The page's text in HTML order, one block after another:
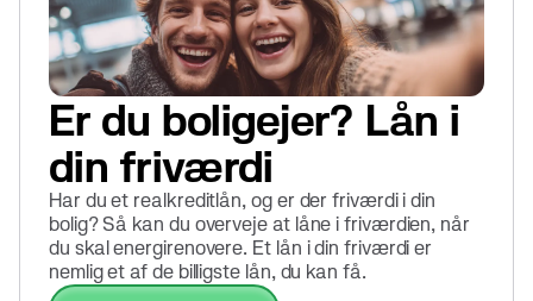
Er du boligejer? Lån i
din friværdi
Har du et realkreditlån, og er der friværdi i din
bolig? Så kan du overveje at låne i friværdien, når
du skal energirenovere. Et lån i din friværdi er
nemlig et af de billigste lån, du kan få.